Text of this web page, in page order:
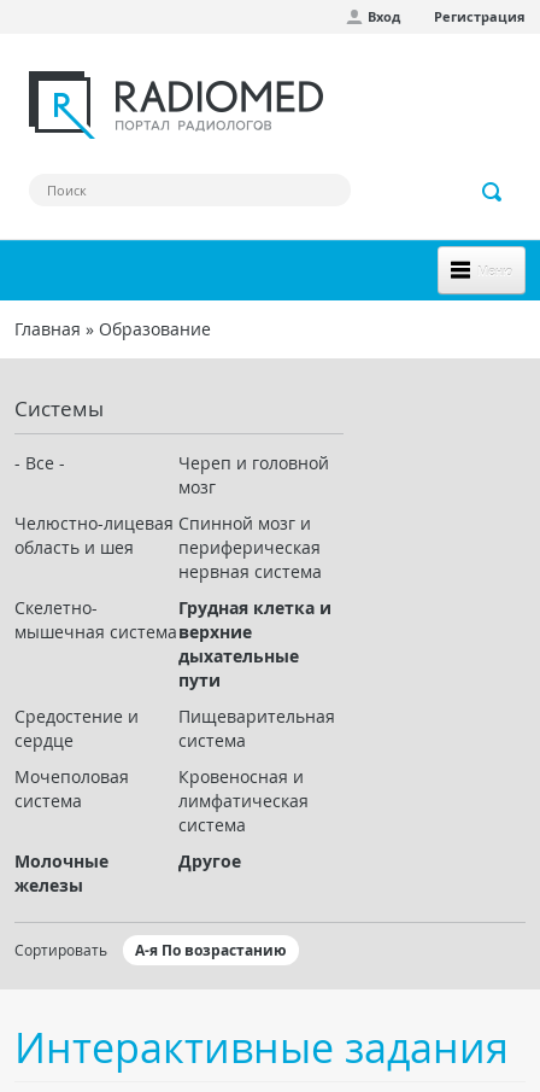
Вход Регистрация
Меню
НОВОЕ НА САЙТЕ
СООБЩЕСТВО
Клинические наблюдения
Чат RADIOMED
ОБРАЗОВАНИЕ
Интерактивные задания
Презентации
Журнал "Лучевая диагностика и терапия"
КНИЖНЫЙ МАГАЗИН
Вы здесь
Главная » Образование
Системы
- Все -
Череп и головной
мозг
Челюстно-лицевая
область и шея
Спинной мозг и
периферическая
нервная система
Скелетно-
мышечная система
Грудная клетка и
верхние
дыхательные
пути
Средостение и
сердце
Пищеварительная
система
Мочеполовая
система
Кровеносная и
лимфатическая
система
Молочные
железы
Другое
Сортировать А-я По возрастанию
Интерактивные задания